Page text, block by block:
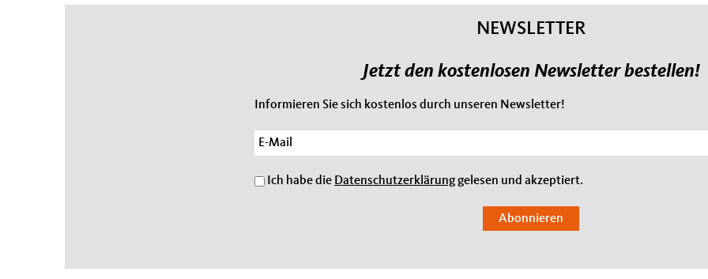
NEWSLETTER
Jetzt den kostenlosen Newsletter bestellen!
Informieren Sie sich kostenlos durch unseren Newsletter!
Ich habe die Datenschutzerklärunggelesen und akzeptiert.